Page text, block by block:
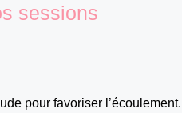
sessions
pour favoriser l’écoulement.